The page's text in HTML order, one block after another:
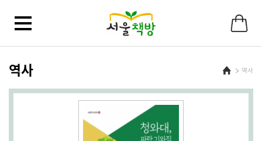
메
역사 Home역사